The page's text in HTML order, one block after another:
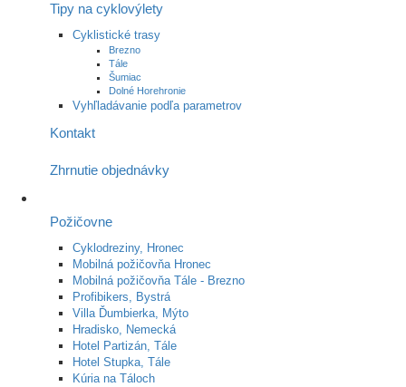
Tipy na cyklovýlety
Cyklistické trasy
Brezno
Tále
Šumiac
Dolné Horehronie
Vyhľladávanie podľa parametrov
Kontakt
Zhrnutie objednávky
Požičovne
Cyklodreziny, Hronec
Mobilná požičovňa Hronec
Mobilná požičovňa Tále - Brezno
Profibikers, Bystrá
Villa Ďumbierka, Mýto
Hradisko, Nemecká
Hotel Partizán, Tále
Hotel Stupka, Tále
Kúria na Táloch